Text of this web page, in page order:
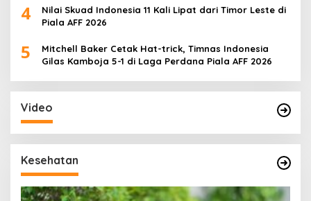
4
Nilai Skuad Indonesia 11 Kali Lipat dari Timor Leste di
Piala AFF 2026
5
Mitchell Baker Cetak Hat-trick, Timnas Indonesia
Gilas Kamboja 5-1 di Laga Perdana Piala AFF 2026
Video
Kesehatan